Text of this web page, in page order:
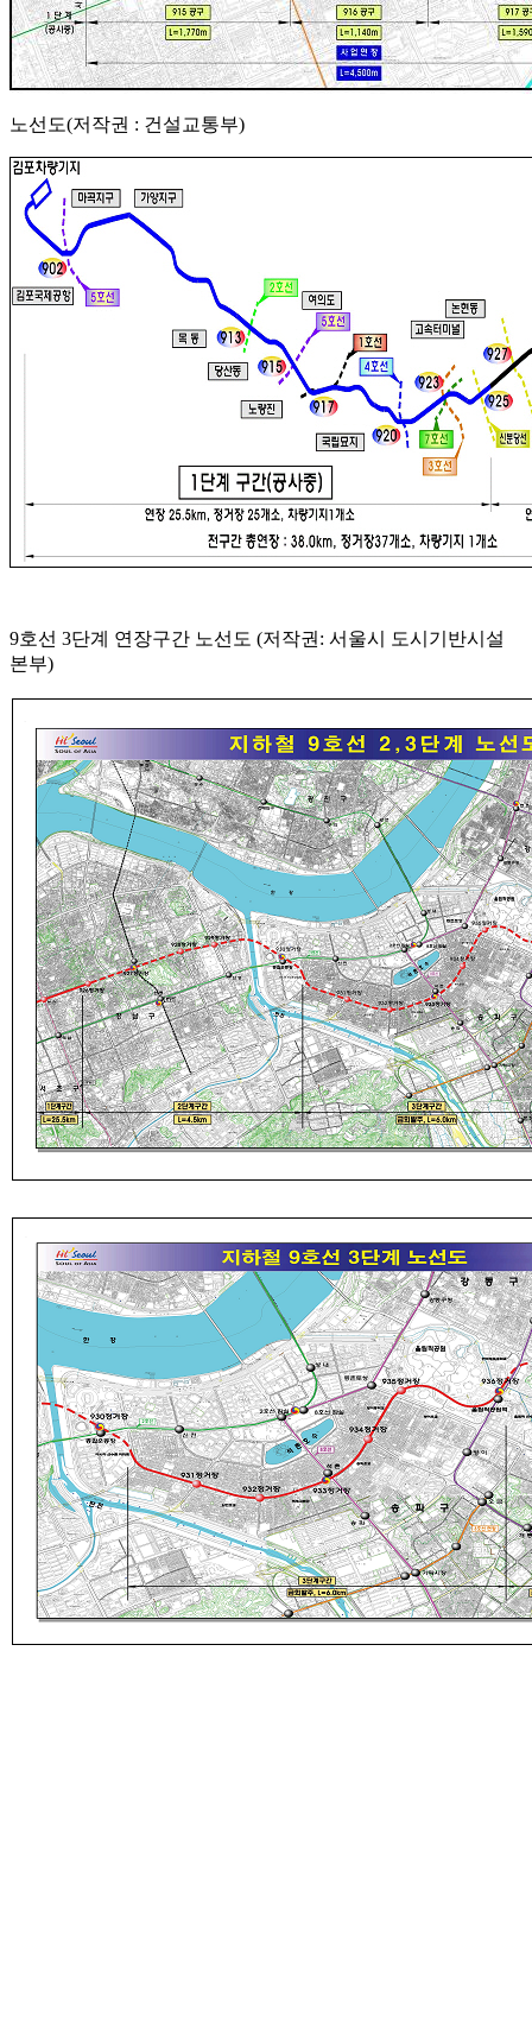
노선도(저작권 : 건설교통부)
9호선 3단계 연장구간 노선도 (저작권: 서울시 도시기반시설
본부)